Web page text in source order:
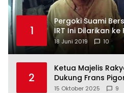
1
Pergoki Suami
IRT Ini Dilarikan ke
18 Juni 2019 10
2
Ketua Majelis
Dukung Frans
Freeport Indonesia
15 Oktober 2025 9